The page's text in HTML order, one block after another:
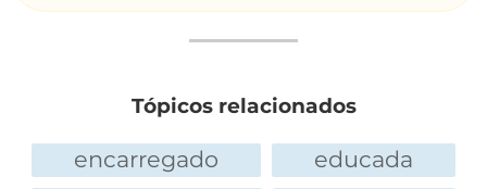
Tópicos relacionados
encarregado
educada